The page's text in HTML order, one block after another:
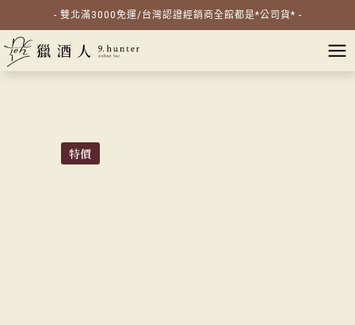
- 雙北滿3000免運/台灣認證經銷商全館都是*公司貨* -
特價